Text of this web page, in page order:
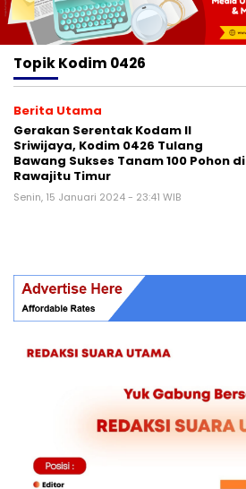
TopikKodim 0426
Berita Utama
Gerakan Serentak Kodam II
Sriwijaya, Kodim 0426 Tulang
Bawang Sukses Tanam 100 Pohon di
Rawajitu Timur
Senin, 15 Januari 2024 - 23:41 WIB